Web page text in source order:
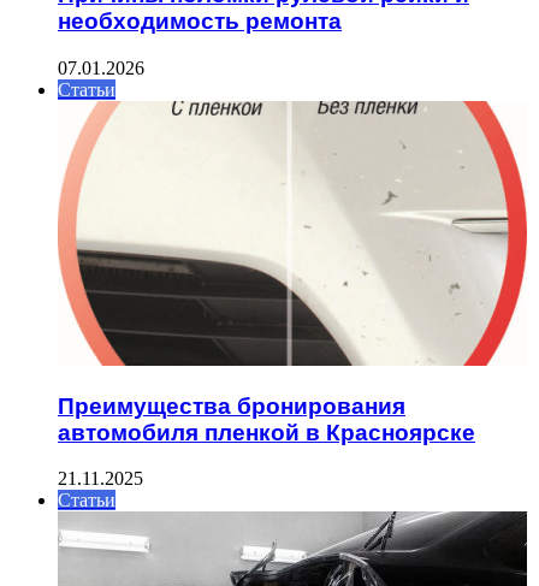
необходимость ремонта
07.01.2026
Статьи
Преимущества бронирования
автомобиля пленкой в Красноярске
21.11.2025
Статьи